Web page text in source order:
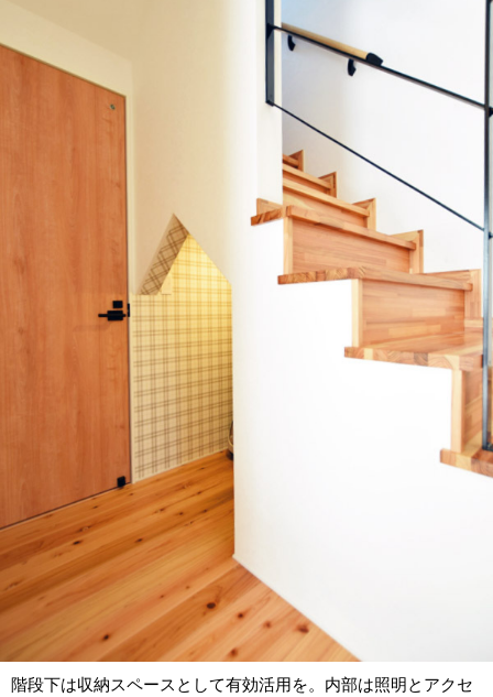
階段下は収納スペースとして有効活用を。内部は照明とアクセ